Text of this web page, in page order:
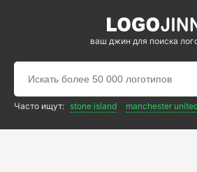
ваш джин для поиска
Часто ищут: stone island manchester